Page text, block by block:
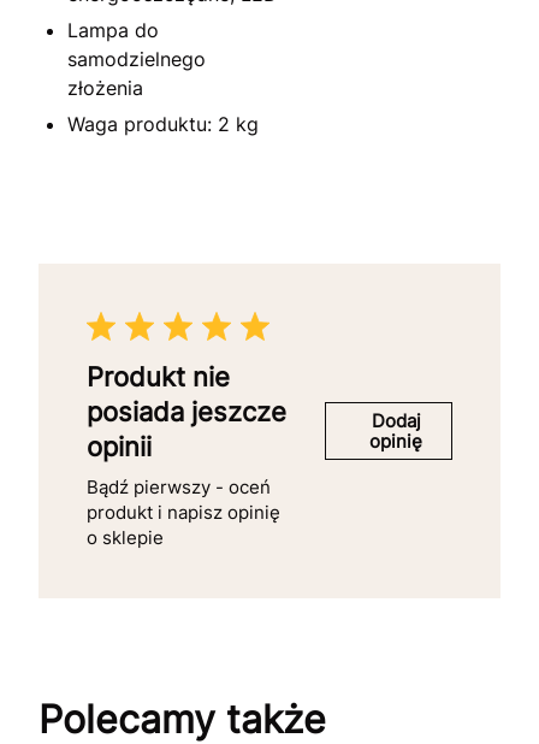
Lampa do
samodzielnego
złożenia
Waga produktu: 2 kg
Produkt nie
posiada jeszcze
opinii
Bądź pierwszy - oceń
produkt i napisz opinię
o sklepie
Dodaj
opinię
Polecamy także